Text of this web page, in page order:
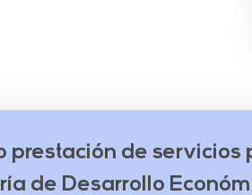
prestación de servicios
de Desarrollo